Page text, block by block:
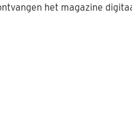
het magazine